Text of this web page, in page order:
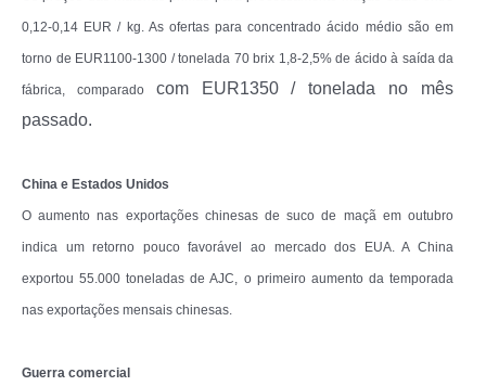
0,12-0,14 EUR / kg. As ofertas para concentrado ácido médio são em
torno de EUR1100-1300 / tonelada 70 brix 1,8-2,5% de ácido à saída da
fábrica, comparado com EUR1350 / tonelada no mês
passado.
China e Estados Unidos
O aumento nas exportações chinesas de suco de maçã em outubro
indica um retorno pouco favorável ao mercado dos EUA. A China
exportou 55.000 toneladas de AJC, o primeiro aumento da temporada
nas exportações mensais chinesas.
Guerra comercial